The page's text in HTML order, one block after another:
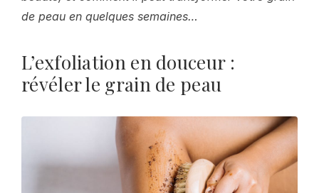
de peau en quelques semaines…
L’exfoliation en douceur :
révéler le grain de peau